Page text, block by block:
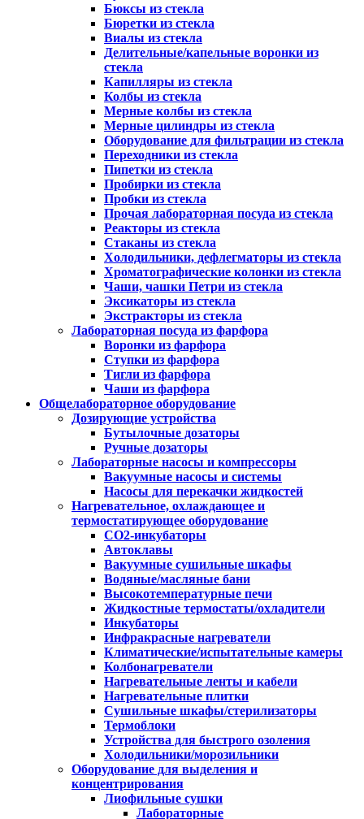
Бюксы из стекла
Бюретки из стекла
Виалы из стекла
Делительные/капельные воронки из
стекла
Капилляры из стекла
Колбы из стекла
Мерные колбы из стекла
Мерные цилиндры из стекла
Оборудование для фильтрации из стекла
Переходники из стекла
Пипетки из стекла
Пробирки из стекла
Пробки из стекла
Прочая лабораторная посуда из стекла
Реакторы из стекла
Стаканы из стекла
Холодильники, дефлегматоры из стекла
Хроматографические колонки из стекла
Чаши, чашки Петри из стекла
Эксикаторы из стекла
Экстракторы из стекла
Лабораторная посуда из фарфора
Воронки из фарфора
Ступки из фарфора
Тигли из фарфора
Чаши из фарфора
Общелабораторное оборудование
Дозирующие устройства
Бутылочные дозаторы
Ручные дозаторы
Лабораторные насосы и компрессоры
Вакуумные насосы и системы
Насосы для перекачки жидкостей
Нагревательное, охлаждающее и
термостатирующее оборудование
CO2-инкубаторы
Автоклавы
Вакуумные сушильные шкафы
Водяные/масляные бани
Высокотемпературные печи
Жидкостные термостаты/охладители
Инкубаторы
Инфракрасные нагреватели
Климатические/испытательные камеры
Колбонагреватели
Нагревательные ленты и кабели
Нагревательные плитки
Сушильные шкафы/стерилизаторы
Термоблоки
Устройства для быстрого озоления
Холодильники/морозильники
Оборудование для выделения и
концентрирования
Лиофильные сушки
Лабораторные